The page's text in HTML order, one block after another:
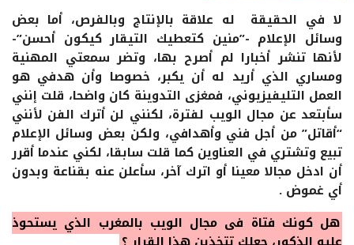
لا في الحقيقة له علاقة بالإنتاج وبالفرص، أما بعض
وسائل الإعلام -”منين كتعطيك التيقار كيكون أحسن”-
لأنها تنشر أخبارا لم أصرح بها، وتضر سمعتي المهنية
ومساري الذي أريد له أن يكبر، خصوصا وأن هدفي هو
العمل التليفيزيوني، فمغزى التدوينة كان واضحا، قلت إنني
سأبتعد عن مجال الويب لفترة، لكنني لن أترك الفن لأنني
“أقاتل” من أجل فني وأهدافي، ولكن بعض وسائل الإعلام
تبيع وتشتري في العناوين كما قلت سابقا، لكني عندما أقرر
أن ادخل مجالا معينا أو اترك آخر، سأعلن عنه بقناعة وبدون
أي غموض .
هل كونك فتاة في مجال الويب بالمغرب الذي يستحوذ